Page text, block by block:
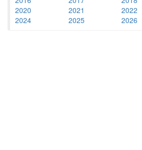
2020
2021 2022
2024
2025 2026